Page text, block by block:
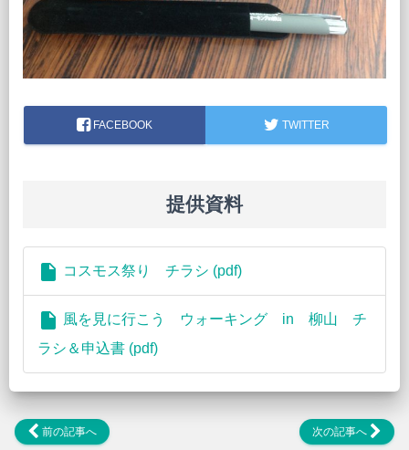
FACEBOOK TWITTER
提供資料
insert_drive_file コスモス祭り チラシ (pdf)
insert_drive_file 風を見に行こう ウォーキング in 柳山 チ
ラシ＆申込書 (pdf)
前の記事へ 次の記事へ